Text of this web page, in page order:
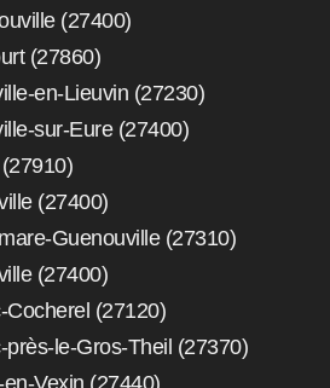
(27400)
(27860)
en-Lieuvin (27230)
sur-Eure (27400)
(27400)
Guenouville (27310)
(27400)
Cocherel (27120)
le-Gros-Theil (27370)
Vexin (27440)